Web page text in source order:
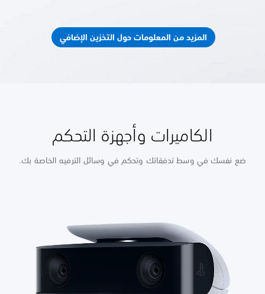
المزيد من المعلومات حول التخزين الإضافي
الكاميرات وأجهزة التحكم
ضع نفسك في وسط تدفقاتك وتحكم في وسائل الترفيه الخاصة بك.